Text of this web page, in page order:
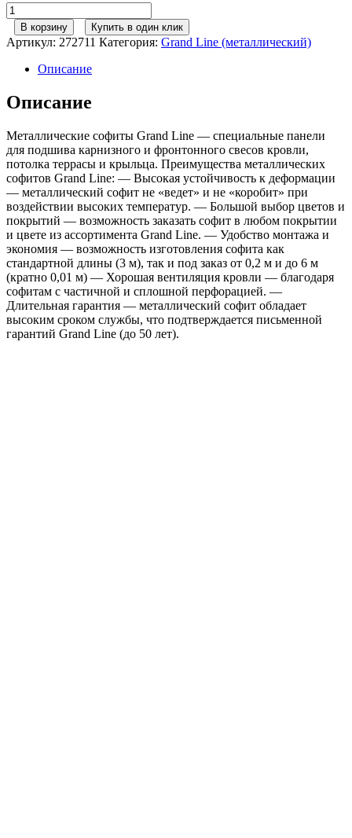
Количество
товара
Софит
металлический
центральная
перфорация
0,5
PurLite
с
пленкой
RAL
8017
шоколад
В корзину Купить в один клик
Артикул: 272711 Категория: Grand Line (металлический)
Описание
Описание
Металлические софиты Grand Line — специальные панели
для подшива карнизного и фронтонного свесов кровли,
потолка террасы и крыльца. Преимущества металлических
софитов Grand Line: — Высокая устойчивость к деформации
— металлический софит не «ведет» и не «коробит» при
воздействии высоких температур. — Большой выбор цветов и
покрытий — возможность заказать софит в любом покрытии
и цвете из ассортимента Grand Line. — Удобство монтажа и
экономия — возможность изготовления софита как
стандартной длины (3 м), так и под заказ от 0,2 м и до 6 м
(кратно 0,01 м) — Хорошая вентиляция кровли — благодаря
софитам с частичной и сплошной перфорацией. —
Длительная гарантия — металлический софит обладает
высоким сроком службы, что подтверждается письменной
гарантий Grand Line (до 50 лет).